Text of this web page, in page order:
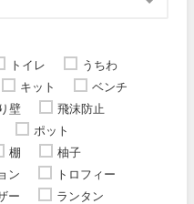
トイレ
うちわ
キット
ベンチ
壁
飛沫防止
ポット
棚
柚子
ン
トロフィー
ー
ランタン